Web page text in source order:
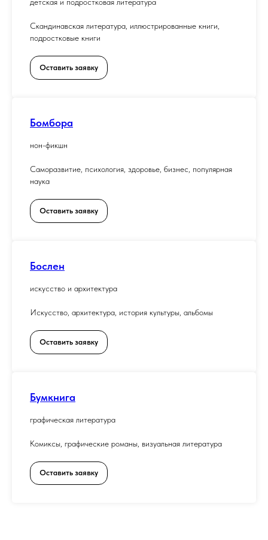
Скандинавская литература, иллюстрированные книги,
подростковые книги
Оставить заявку
Бомбора
нон-фикшн
Саморазвитие, психология, здоровье, бизнес, популярная
наука
Оставить заявку
Бослен
искусство и архитектура
Искусство, архитектура, история культуры, альбомы
Оставить заявку
Бумкнига
графическая литература
Комиксы, графические романы, визуальная литература
Оставить заявку